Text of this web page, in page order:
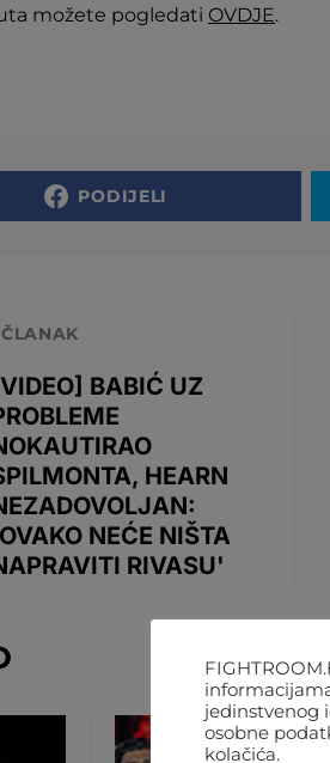
možete pogledati OVDJE.
PODIJELI
BABIĆ UZ
HEARN
NEĆE NIŠTA
RIVASU'
jedinstvenog
osobne
kolačića.